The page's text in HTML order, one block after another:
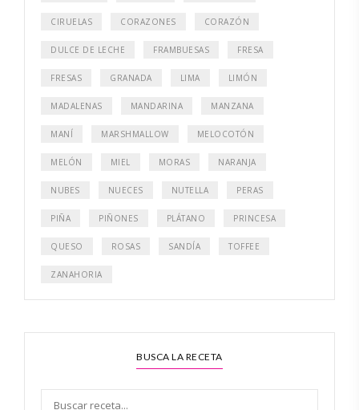
CIRUELAS CORAZONES CORAZÓN
DULCE DE LECHE FRAMBUESAS FRESA
FRESAS GRANADA LIMA LIMÓN
MADALENAS MANDARINA MANZANA
MANÍ MARSHMALLOW MELOCOTÓN
MELÓN MIEL MORAS NARANJA
NUBES NUECES NUTELLA PERAS
PIÑA PIÑONES PLÁTANO PRINCESA
QUESO ROSAS SANDÍA TOFFEE
ZANAHORIA
BUSCA LA RECETA